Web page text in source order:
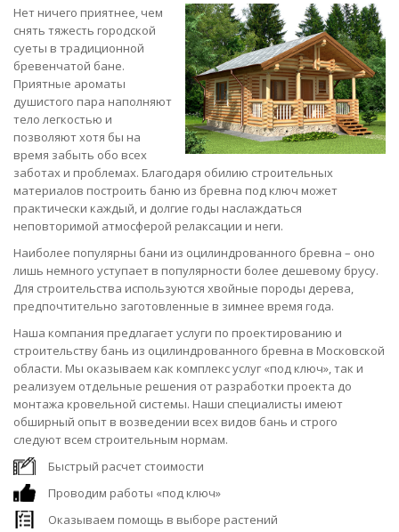
Нет ничего приятнее, чем
снять тяжесть городской
суеты в традиционной
бревенчатой бане.
Приятные ароматы
душистого пара наполняют
тело легкостью и
позволяют хотя бы на
время забыть обо всех
заботах и проблемах. Благодаря обилию строительных
материалов построить баню из бревна под ключ может
практически каждый, и долгие годы наслаждаться
неповторимой атмосферой релаксации и неги.
Наиболее популярны бани из оцилиндрованного бревна – оно
лишь немного уступает в популярности более дешевому брусу.
Для строительства используются хвойные породы дерева,
предпочтительно заготовленные в зимнее время года.
Наша компания предлагает услуги по проектированию и
строительству бань из оцилиндрованного бревна в Московской
области. Мы оказываем как комплекс услуг «под ключ», так и
реализуем отдельные решения от разработки проекта до
монтажа кровельной системы. Наши специалисты имеют
обширный опыт в возведении всех видов бань и строго
следуют всем строительным нормам.
Быстрый расчет стоимости
Проводим работы «под ключ»
Оказываем помощь в выборе растений